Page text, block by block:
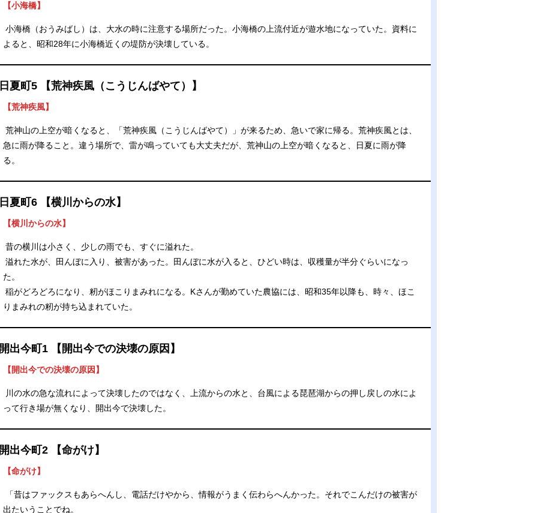
【小海橋】
小海橋（おうみばし）は、大水の時に注意する場所だった。小海橋の上流付近が遊水地になっていた。資料に
よると、昭和28年に小海橋近くの堤防が決壊している。
日夏町5 【荒神疾風（こうじんばやて）】
【荒神疾風】
荒神山の上空が暗くなると、「荒神疾風（こうじんばやて）」が来るため、急いで家に帰る。荒神疾風とは、
急に雨が降ること。違う場所で、雷が鳴っていても大丈夫だが、荒神山の上空が暗くなると、日夏に雨が降
る。
日夏町6 【横川からの水】
【横川からの水】
昔の横川は小さく、少しの雨でも、すぐに溢れた。
溢れた水が、田んぼに入り、被害があった。田んぼに水が入ると、ひどい時は、収穫量が半分ぐらいになっ
た。
稲がどろどろになり、籾がほこりまみれになる。Kさんが勤めていた農協には、昭和35年以降も、時々、ほこ
りまみれの籾が持ち込まれていた。
開出今町1 【開出今での決壊の原因】
【開出今での決壊の原因】
川の水の急な流れによって決壊したのではなく、上流からの水と、台風による琵琶湖からの押し戻しの水によ
って行き場が無くなり、開出今で決壊した。
開出今町2 【命がけ】
【命がけ】
「昔はファックスもあらへんし、電話だけやから、情報がうまく伝わらへんかった。それでこんだけの被害が
出たいうことでね。